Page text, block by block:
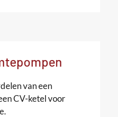
van een
CV-ketel voor